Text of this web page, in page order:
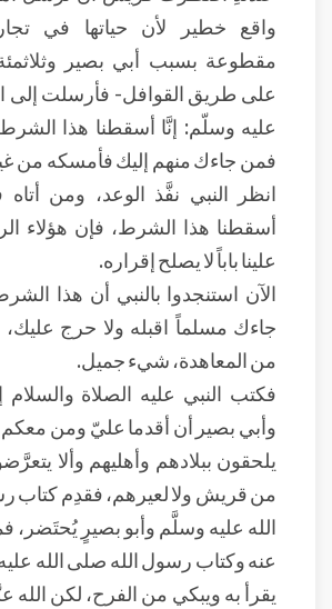
واقع خطير لأن حياتها في
مقطوعة بسبب أبي بصير
على طريق القوافل- فأرسلت إلى
عليه وسلّم: إنَّا أسقطنا هذا
فمن جاءك منهم إليك فأمسكه من
انظر النبي نفَّذ الوعد، ومن أتاه
أسقطنا هذا الشرط، فإن هؤلاء
علينا باباً لا يصلح إقراره.
الآن استنجدوا بالنبي أن هذا
جاءك مسلماً اقبله ولا حرج
من المعاهدة، شيء جميل.
فكتب النبي عليه الصلاة
وأبي بصير أن أقدما عليّ ومن
يلحقون ببلادهم وأهليهم وألا
من قريش ولا لعيرهم، فقدِم كتاب
الله عليه وسلَّم وأبو بصيرٍ يُحتَضر،
عنه وكتاب رسول الله صلى الله
يقرأ به ويبكي من الفرح، لكن